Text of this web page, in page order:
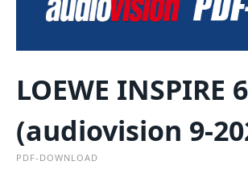
LOEWE INSPIRE
(audiovision 9-
PDF-DOWNLOAD